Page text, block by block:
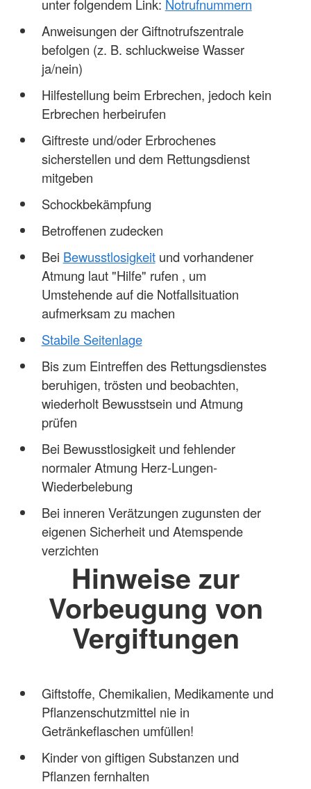
unter folgendem Link: Notrufnummern
Anweisungen der Giftnotrufszentrale
befolgen (z. B. schluckweise Wasser
ja/nein)
Hilfestellung beim Erbrechen, jedoch kein
Erbrechen herbeirufen
Giftreste und/oder Erbrochenes
sicherstellen und dem Rettungsdienst
mitgeben
Schockbekämpfung
Betroffenen zudecken
Bei Bewusstlosigkeitund vorhandener
Atmung laut "Hilfe" rufen , um
Umstehende auf die Notfallsituation
aufmerksam zu machen
Stabile Seitenlage
Bis zum Eintreffen des Rettungsdienstes
beruhigen, trösten und beobachten,
wiederholt Bewusstsein und Atmung
prüfen
Bei Bewusstlosigkeit und fehlender
normaler Atmung Herz-Lungen-
Wiederbelebung
Bei inneren Verätzungen zugunsten der
eigenen Sicherheit und Atemspende
verzichten
Hinweise zur
Vorbeugung von
Vergiftungen
Giftstoffe, Chemikalien, Medikamente und
Pflanzenschutzmittel nie in
Getränkeflaschen umfüllen!
Kinder von giftigen Substanzen und
Pflanzen fernhalten